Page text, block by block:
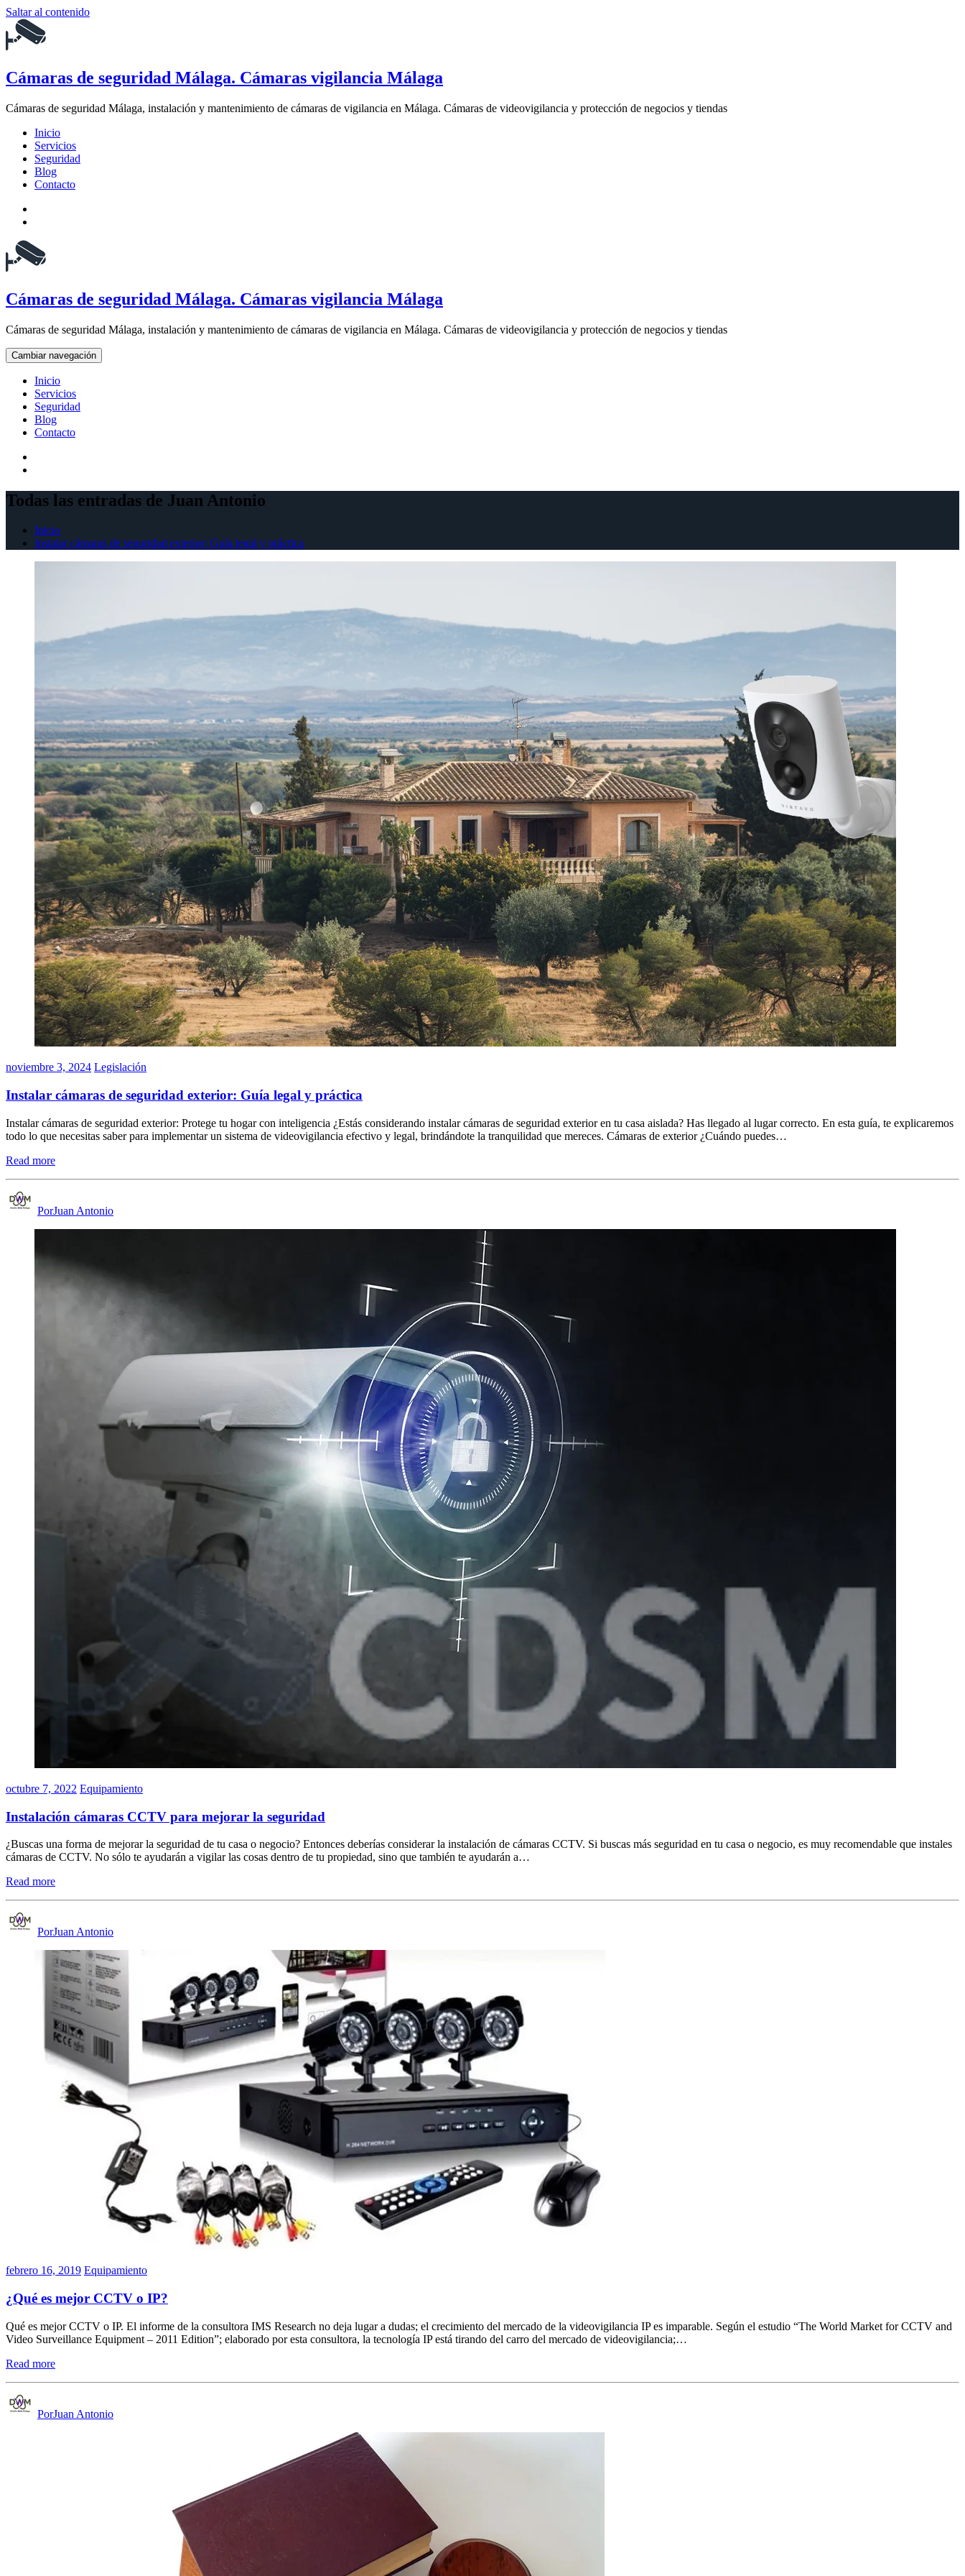
Saltar al contenido
Cámaras de seguridad Málaga. Cámaras vigilancia Málaga
Cámaras de seguridad Málaga, instalación y mantenimiento de cámaras de vigilancia en Málaga. Cámaras de videovigilancia y protección de negocios y tiendas
Inicio
Servicios
Seguridad
Blog
Contacto
Cámaras de seguridad Málaga. Cámaras vigilancia Málaga
Cámaras de seguridad Málaga, instalación y mantenimiento de cámaras de vigilancia en Málaga. Cámaras de videovigilancia y protección de negocios y tiendas
Cambiar navegación
Inicio
Servicios
Seguridad
Blog
Contacto
Todas las entradas de Juan Antonio
Inicio
Instalar cámaras de seguridad exterior: Guía legal y práctica
noviembre 3, 2024 Legislación
Instalar cámaras de seguridad exterior: Guía legal y práctica
Instalar cámaras de seguridad exterior: Protege tu hogar con inteligencia ¿Estás considerando instalar cámaras de seguridad exterior en tu casa aislada? Has llegado al lugar correcto. En esta guía, te explicaremos
todo lo que necesitas saber para implementar un sistema de videovigilancia efectivo y legal, brindándote la tranquilidad que mereces. Cámaras de exterior ¿Cuándo puedes…
Read more
PorJuan Antonio
octubre 7, 2022 Equipamiento
Instalación cámaras CCTV para mejorar la seguridad
¿Buscas una forma de mejorar la seguridad de tu casa o negocio? Entonces deberías considerar la instalación de cámaras CCTV. Si buscas más seguridad en tu casa o negocio, es muy recomendable que instales
cámaras de CCTV. No sólo te ayudarán a vigilar las cosas dentro de tu propiedad, sino que también te ayudarán a…
Read more
PorJuan Antonio
febrero 16, 2019 Equipamiento
¿Qué es mejor CCTV o IP?
Qué es mejor CCTV o IP. El informe de la consultora IMS Research no deja lugar a dudas; el crecimiento del mercado de la videovigilancia IP es imparable. Según el estudio “The World Market for CCTV and
Video Surveillance Equipment – 2011 Edition”; elaborado por esta consultora, la tecnología IP está tirando del carro del mercado de videovigilancia;…
Read more
PorJuan Antonio